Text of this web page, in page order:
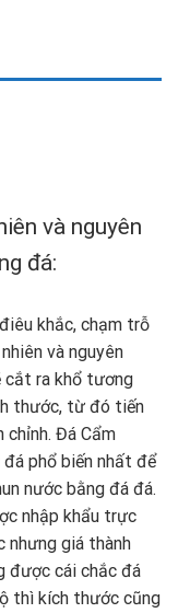
và nguyên
đá:
khắc, chạm trỗ
và nguyên
cắt ra khổ tương
thước, từ đó tiến
chỉnh. Đá Cẩm
phổ biến nhất để
nước bằng đá đá.
nhập khẩu trực
nhưng giá thành
được cái chắc đá
thì kích thước cũng